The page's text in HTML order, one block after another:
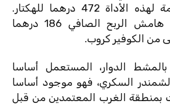
ومتوسط ​​سعر الخدمة لهذه الأداة 472 درهما للهكتار.
وأخيرا، يبلغ متوسط ​​هامش الربح الصافي 186 درهما
من الكوفير كروب.
بالمشط الدوار، المستعمل أساسا
السكري، فهو موجود أساسا
الغرب المعتمدين من قبل